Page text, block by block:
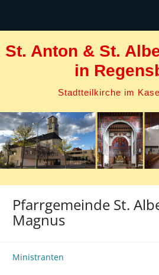
St. Anton & St.
in
Stadtteilkirche im
Pfarrgemeinde St.
Magnus
Ministranten